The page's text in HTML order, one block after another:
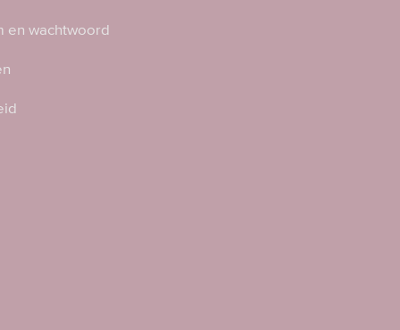
en wachtwoord